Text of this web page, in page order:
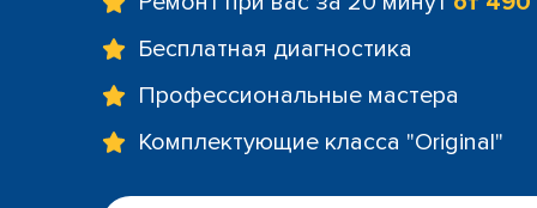
Бесплатная диагностика
Профессиональные мастера
Комплектующие класса "Original"